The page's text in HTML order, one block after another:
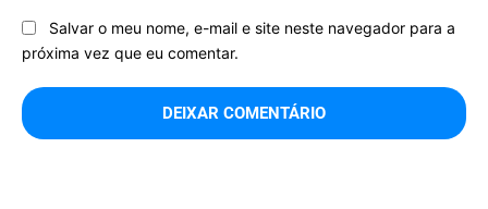
Salvar o meu nome, e-mail e site neste navegador para a
próxima vez que eu comentar.